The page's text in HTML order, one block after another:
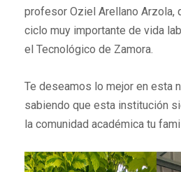
profesor Oziel Arellano Arzola,
ciclo muy importante de vida
el Tecnológico de Zamora.
Te deseamos lo mejor en esta
sabiendo que esta institución
la comunidad académica tu